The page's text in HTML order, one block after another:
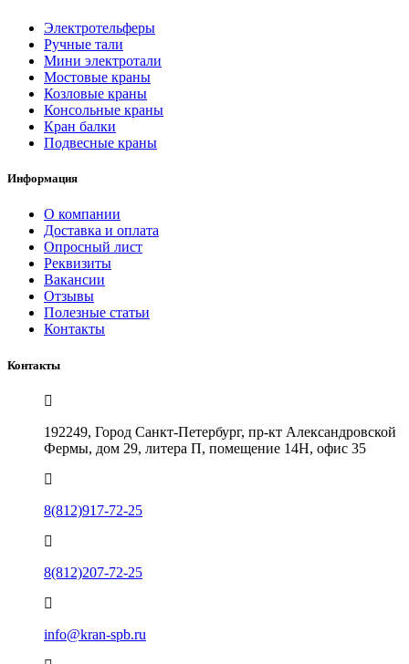
Электротельферы
Ручные тали
Мини электротали
Мостовые краны
Козловые краны
Консольные краны
Кран балки
Подвесные краны
Информация
О компании
Доставка и оплата
Опросный лист
Реквизиты
Вакансии
Отзывы
Полезные статьи
Контакты
Контакты
192249, Город Санкт-Петербург, пр-кт Александровской
Фермы, дом 29, литера П, помещение 14Н, офис 35
8(812)917-72-25
8(812)207-72-25
info@kran-spb.ru